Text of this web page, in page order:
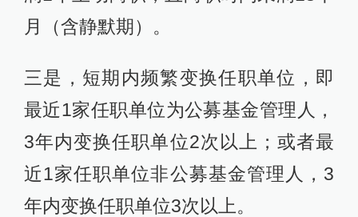
月（含静默期）。
三是，短期内频繁变换任职单位，即
最近1家任职单位为公募基金管理人，
3年内变换任职单位2次以上；或者最
近1家任职单位非公募基金管理人，3
年内变换任职单位3次以上。